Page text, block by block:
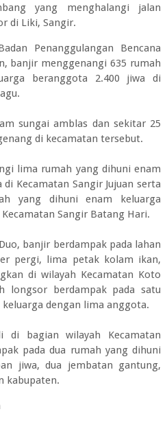
yang menghalangi jalan
di Liki, Sangir.
Penanggulangan Bencana
banjir menggenangi 635 rumah
beranggota 2.400 jiwa di
sungai amblas dan sekitar 25
di kecamatan tersebut.
lima rumah yang dihuni enam
Kecamatan Sangir Jujuan serta
yang dihuni enam keluarga
Sangir Batang Hari.
banjir berdampak pada lahan
pergi, lima petak kolam ikan,
di wilayah Kecamatan Koto
longsor berdampak pada satu
dengan lima anggota.
di bagian wilayah Kecamatan
pada dua rumah yang dihuni
jiwa, dua jembatan gantung,
kabupaten.